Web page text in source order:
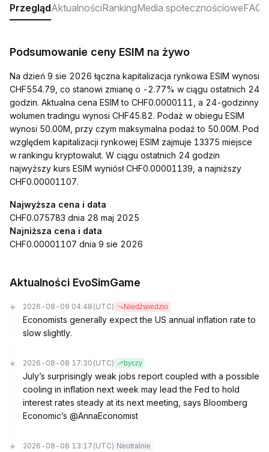
PrzeglądAktualnościRankingMedia społecznościoweFAQ
Podsumowanie ceny ESIM na żywo
Na dzień 9 sie 2026 łączna kapitalizacja rynkowa ESIM wynosi
CHF554.79, co stanowi zmianę o -2.77% w ciągu ostatnich 24
godzin. Aktualna cena ESIM to CHF0.0000111, a 24-godzinny
wolumen tradingu wynosi CHF45.82. Podaż w obiegu ESIM
wynosi 50.00M, przy czym maksymalna podaż to 50.00M. Pod
względem kapitalizacji rynkowej ESIM zajmuje 13375 miejsce
w rankingu kryptowalut. W ciągu ostatnich 24 godzin
najwyższy kurs ESIM wyniósł CHF0.00001139, a najniższy
CHF0.00001107.
Najwyższa cena i data
CHF0.075783 dnia 28 maj 2025
Najniższa cena i data
CHF0.00001107 dnia 9 sie 2026
Aktualności EvoSimGame
2026-08-09 04:48 (UTC) Niedźwiedzio
Economists generally expect the US annual inflation rate to
slow slightly.
2026-08-08 17:30 (UTC) byczy
July’s surprisingly weak jobs report coupled with a possible
cooling in inflation next week may lead the Fed to hold
interest rates steady at its next meeting, says Bloomberg
Economic’s @AnnaEconomist
2026-08-08 13:17 (UTC) Neutralnie